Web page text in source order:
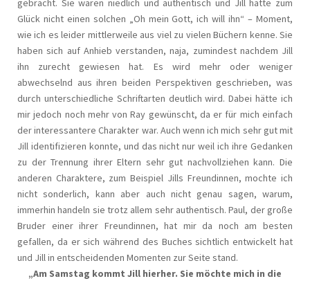
gebracht. Sie waren niedlich und authentisch und Jill hatte zum
Glück nicht einen solchen „Oh mein Gott, ich will ihn“ – Moment,
wie ich es leider mittlerweile aus viel zu vielen Büchern kenne. Sie
haben sich auf Anhieb verstanden, naja, zumindest nachdem Jill
ihn zurecht gewiesen hat. Es wird mehr oder weniger
abwechselnd aus ihren beiden Perspektiven geschrieben, was
durch unterschiedliche Schriftarten deutlich wird. Dabei hätte ich
mir jedoch noch mehr von Ray gewünscht, da er für mich einfach
der interessantere Charakter war. Auch wenn ich mich sehr gut mit
Jill identifizieren konnte, und das nicht nur weil ich ihre Gedanken
zu der Trennung ihrer Eltern sehr gut nachvollziehen kann. Die
anderen Charaktere, zum Beispiel Jills Freundinnen, mochte ich
nicht sonderlich, kann aber auch nicht genau sagen, warum,
immerhin handeln sie trotz allem sehr authentisch. Paul, der große
Bruder einer ihrer Freundinnen, hat mir da noch am besten
gefallen, da er sich während des Buches sichtlich entwickelt hat
und Jill in entscheidenden Momenten zur Seite stand.
„Am Samstag kommt Jill hierher. Sie möchte mich in die